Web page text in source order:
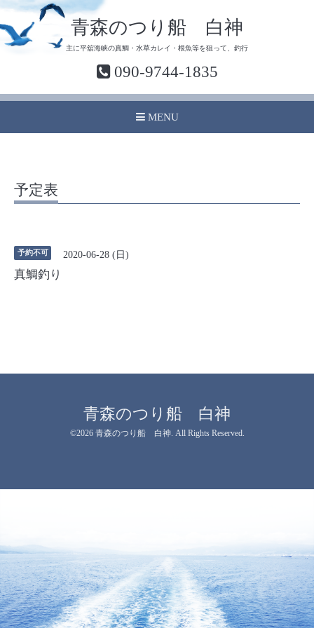
青森のつり船 白神
主に平舘海峡の真鯛・水草カレイ・根魚等を狙って、釣行
090-9744-1835
MENU
予定表
予約不可 2020-06-28 (日)
真鯛釣り
青森のつり船 白神
©2026 青森のつり船 白神. All Rights Reserved.